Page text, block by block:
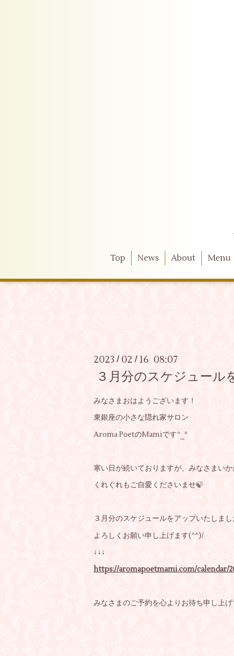
Top News About Menu
2023 / 02 / 16 08:07
３月分のスケジュール
みなさまおはようございます！
東銀座の小さな隠れ家サロン
Aroma PoetのMamiです^_^
寒い日が続いておりますが、みなさまい
くれぐれもご自愛くださいませ🍃
３月分のスケジュールをアップいたしまし
よろしくお願い申し上げます(^^)/
↓↓↓
https://aromapoetmami.com/calendar/
みなさまのご予約を心よりお待ち申し上